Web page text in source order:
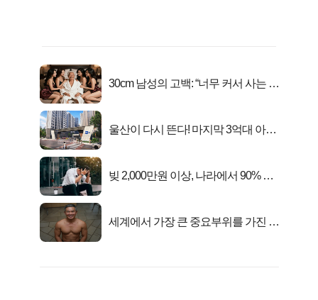
30cm 남성의 고백: “너무 커서 사는 게
울산이 다시 뜬다! 마지막 3억대 아파
빚 2,000만원 이상, 나라에서 90% 갚
세계에서 가장 큰 중요부위를 가진 남